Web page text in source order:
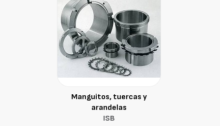
Manguitos, tuercas y
arandelas
ISB